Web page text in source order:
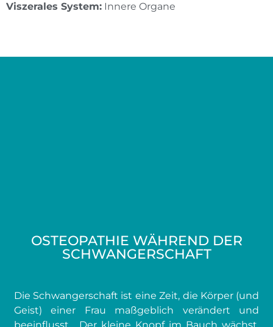
Viszerales System: Innere Organe
OSTEOPATHIE WÄHREND DER
SCHWANGERSCHAFT
Die Schwangerschaft ist eine Zeit, die Körper (und
Geist) einer Frau maßgeblich verändert und